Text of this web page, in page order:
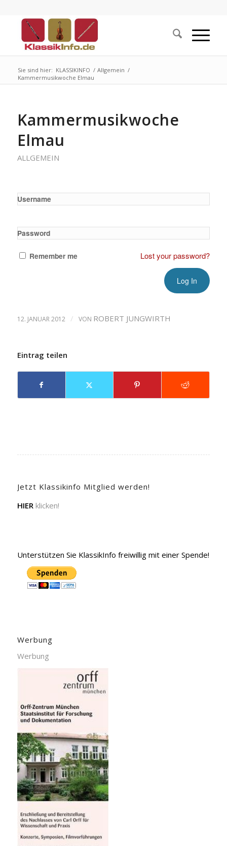
Sie sind hier: KLASSIKINFO / Allgemein /
Kammermusikwoche Elmau
Kammermusikwoche
Elmau
ALLGEMEIN
Username
Password
Remember me Lost your password?
12. JANUAR 2012 / VON ROBERT JUNGWIRTH
Eintrag teilen
Jetzt Klassikinfo Mitglied werden!
HIER klicken!
Unterstützen Sie KlassikInfo freiwillig mit einer Spende!
Werbung
Werbung